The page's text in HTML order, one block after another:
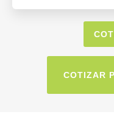
COTIZAR